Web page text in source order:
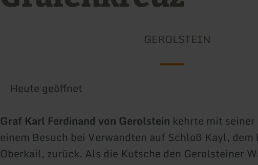
GEROLSTEIN
Heute geöffnet
Graf Karl Ferdinand von Gerolstein kehrte mit
einem Besuch bei Verwandten auf Schloß Kayl, dem
Oberkail, zurück. Als die Kutsche den Gerolsteiner